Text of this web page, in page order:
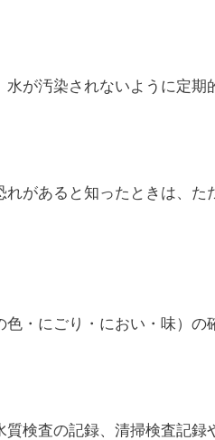
水が汚染されないように定期
れがあると知ったときは、
色・にごり・におい・味）の
質検査の記録、清掃検査記録